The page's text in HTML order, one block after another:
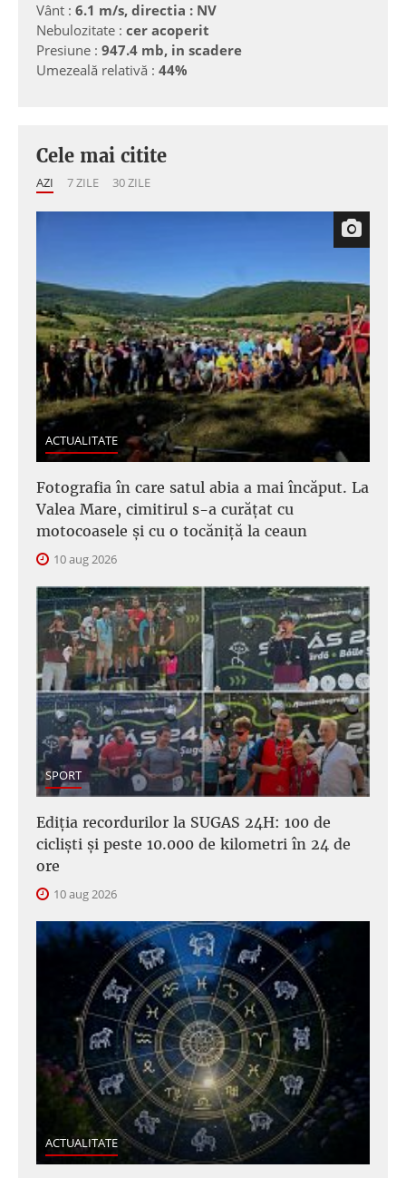
Vânt : 6.1 m/s, directia : NV
Nebulozitate : cer acoperit
Presiune : 947.4 mb, in scadere
Umezeală relativă : 44%
Cele mai citite
AZI 7 ZILE 30 ZILE
ACTUALITATE
Fotografia în care satul abia a mai încăput. La
Valea Mare, cimitirul s-a curățat cu
motocoasele și cu o tocăniță la ceaun
10 aug 2026
SPORT
Ediția recordurilor la SUGAS 24H: 100 de
cicliști și peste 10.000 de kilometri în 24 de
ore
10 aug 2026
ACTUALITATE